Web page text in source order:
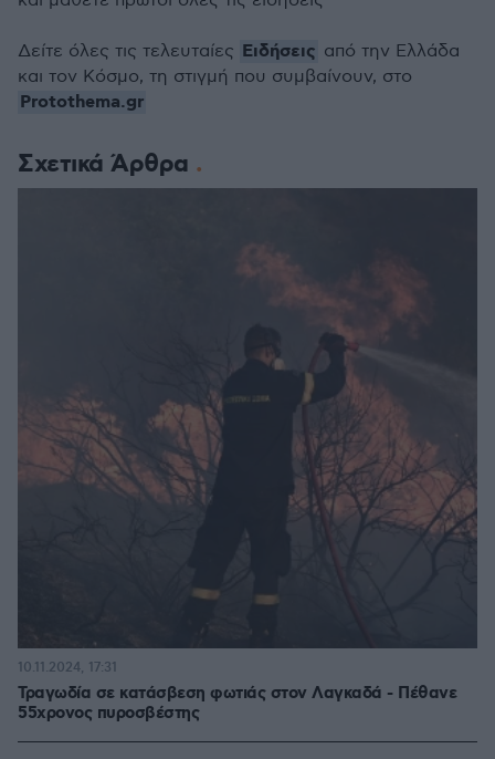
Σχετικά Άρθρα
Τραγωδία σε κατάσβεση φωτιάς στον Λαγκαδά - Πέθανε
55χρονος πυροσβέστης
10.11.2024, 17:31
Δείτε όλες τις τελευταίες Ειδήσεις από την Ελλάδα
και τον Κόσμο, τη στιγμή που συμβαίνουν, στο
Protothema.gr